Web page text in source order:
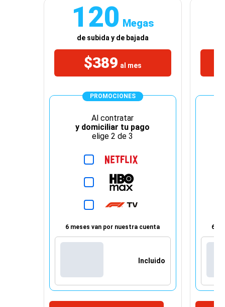
120 Megas
de subida y de bajada
$389 al mes
PROMOCIONES
Al contratar
y domiciliar tu pago
elige 2 de 3
6 meses van por nuestra cuenta
Incluido
6